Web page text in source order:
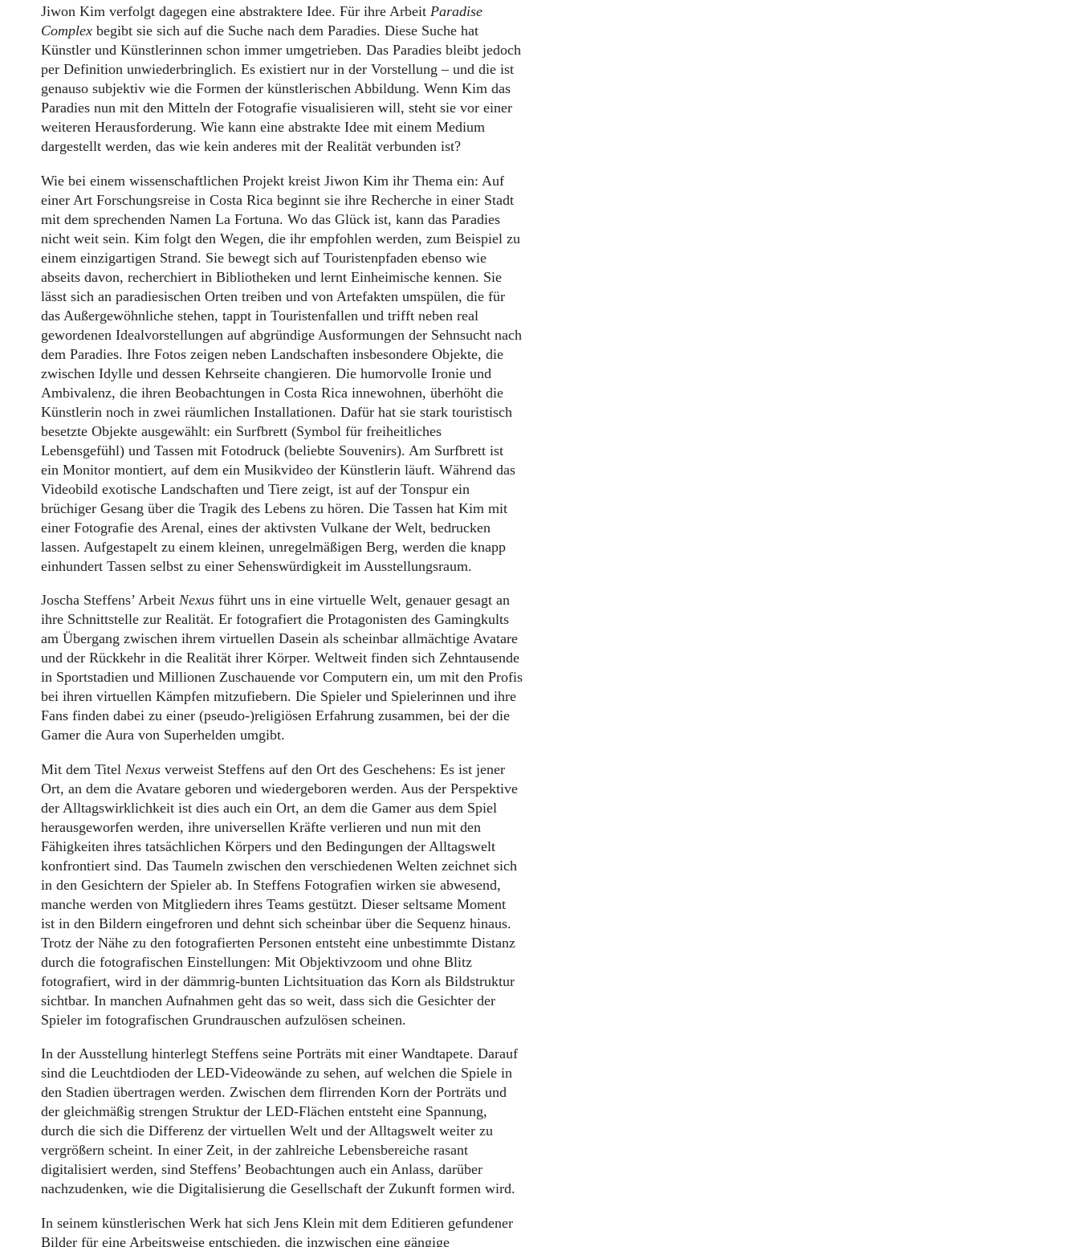
Jiwon Kim verfolgt dagegen eine abstraktere Idee. Für ihre ArbeitParadise
Complexbegibt sie sich auf die Suche nach dem Paradies. Diese Suche hat
Künstler und Künstlerinnen schon immer umgetrieben. Das Paradies bleibt jedoch
per Definition unwiederbringlich. Es existiert nur in der Vorstellung – und die ist
genauso subjektiv wie die Formen der künstlerischen Abbildung. Wenn Kim das
Paradies nun mit den Mitteln der Fotografie visualisieren will, steht sie vor einer
weiteren Herausforderung. Wie kann eine abstrakte Idee mit einem Medium
dargestellt werden, das wie kein anderes mit der Realität verbunden ist?
Wie bei einem wissenschaftlichen Projekt kreist Jiwon Kim ihr Thema ein: Auf
einer Art Forschungsreise in Costa Rica beginnt sie ihre Recherche in einer Stadt
mit dem sprechenden Namen La Fortuna. Wo das Glück ist, kann das Paradies
nicht weit sein. Kim folgt den Wegen, die ihr empfohlen werden, zum Beispiel zu
einem einzigartigen Strand. Sie bewegt sich auf Touristenpfaden ebenso wie
abseits davon, recherchiert in Bibliotheken und lernt Einheimische kennen. Sie
lässt sich an paradiesischen Orten treiben und von Artefakten umspülen, die für
das Außergewöhnliche stehen, tappt in Touristenfallen und trifft neben real
gewordenen Idealvorstellungen auf abgründige Ausformungen der Sehnsucht nach
dem Paradies. Ihre Fotos zeigen neben Landschaften insbesondere Objekte, die
zwischen Idylle und dessen Kehrseite changieren. Die humorvolle Ironie und
Ambivalenz, die ihren Beobachtungen in Costa Rica innewohnen, überhöht die
Künstlerin noch in zwei räumlichen Installationen. Dafür hat sie stark touristisch
besetzte Objekte ausgewählt: ein Surfbrett (Symbol für freiheitliches
Lebensgefühl) und Tassen mit Fotodruck (beliebte Souvenirs). Am Surfbrett ist
ein Monitor montiert, auf dem ein Musikvideo der Künstlerin läuft. Während das
Videobild exotische Landschaften und Tiere zeigt, ist auf der Tonspur ein
brüchiger Gesang über die Tragik des Lebens zu hören. Die Tassen hat Kim mit
einer Fotografie des Arenal, eines der aktivsten Vulkane der Welt, bedrucken
lassen. Aufgestapelt zu einem kleinen, unregelmäßigen Berg, werden die knapp
einhundert Tassen selbst zu einer Sehenswürdigkeit im Ausstellungsraum.
Joscha Steffens’ ArbeitNexusführt uns in eine virtuelle Welt, genauer gesagt an
ihre Schnittstelle zur Realität. Er fotografiert die Protagonisten des Gamingkults
am Übergang zwischen ihrem virtuellen Dasein als scheinbar allmächtige Avatare
und der Rückkehr in die Realität ihrer Körper. Weltweit finden sich Zehntausende
in Sportstadien und Millionen Zuschauende vor Computern ein, um mit den Profis
bei ihren virtuellen Kämpfen mitzufiebern. Die Spieler und Spielerinnen und ihre
Fans finden dabei zu einer (pseudo-)religiösen Erfahrung zusammen, bei der die
Gamer die Aura von Superhelden umgibt.
Mit dem Titel Nexus verweist Steffens auf den Ort des Geschehens: Es ist jener
Ort, an dem die Avatare geboren und wiedergeboren werden. Aus der Perspektive
der Alltagswirklichkeit ist dies auch ein Ort, an dem die Gamer aus dem Spiel
herausgeworfen werden, ihre universellen Kräfte verlieren und nun mit den
Fähigkeiten ihres tatsächlichen Körpers und den Bedingungen der Alltagswelt
konfrontiert sind. Das Taumeln zwischen den verschiedenen Welten zeichnet sich
in den Gesichtern der Spieler ab. In Steffens Fotografien wirken sie abwesend,
manche werden von Mitgliedern ihres Teams gestützt. Dieser seltsame Moment
ist in den Bildern eingefroren und dehnt sich scheinbar über die Sequenz hinaus.
Trotz der Nähe zu den fotografierten Personen entsteht eine unbestimmte Distanz
durch die fotografischen Einstellungen: Mit Objektivzoom und ohne Blitz
fotografiert, wird in der dämmrig-bunten Lichtsituation das Korn als Bildstruktur
sichtbar. In manchen Aufnahmen geht das so weit, dass sich die Gesichter der
Spieler im fotografischen Grundrauschen aufzulösen scheinen.
In der Ausstellung hinterlegt Steffens seine Porträts mit einer Wandtapete. Darauf
sind die Leuchtdioden der LED-Videowände zu sehen, auf welchen die Spiele in
den Stadien übertragen werden. Zwischen dem flirrenden Korn der Porträts und
der gleichmäßig strengen Struktur der LED-Flächen entsteht eine Spannung,
durch die sich die Differenz der virtuellen Welt und der Alltagswelt weiter zu
vergrößern scheint. In einer Zeit, in der zahlreiche Lebensbereiche rasant
digitalisiert werden, sind Steffens’ Beobachtungen auch ein Anlass, darüber
nachzudenken, wie die Digitalisierung die Gesellschaft der Zukunft formen wird.
In seinem künstlerischen Werk hat sich Jens Klein mit dem Editieren gefundener
Bilder für eine Arbeitsweise entschieden, die inzwischen eine gängige